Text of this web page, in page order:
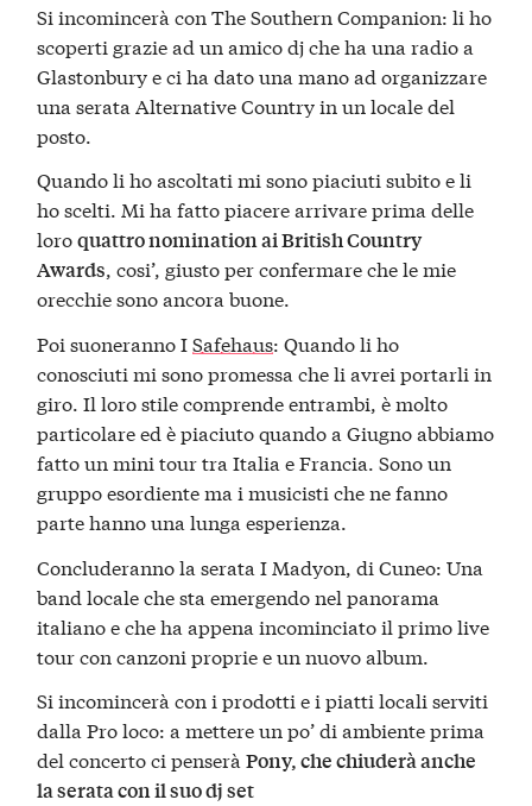
Si incomincerà con The Southern Companion: li ho
scoperti grazie ad un amico dj che ha una radio a
Glastonbury e ci ha dato una mano ad organizzare
una serata Alternative Country in un locale del
posto.
Quando li ho ascoltati mi sono piaciuti subito e li
ho scelti. Mi ha fatto piacere arrivare prima delle
loroquattro nomination ai British Country
Awards, cosi’, giusto per confermare che le mie
orecchie sono ancora buone.
Poi suoneranno ISafehaus: Quando li ho
conosciuti mi sono promessa che li avrei portarli in
giro. Il loro stile comprende entrambi, è molto
particolare ed è piaciuto quando a Giugno abbiamo
fatto un mini tour tra Italia e Francia. Sono un
gruppo esordiente ma i musicisti che ne fanno
parte hanno una lunga esperienza.
Concluderanno la serata I Madyon, di Cuneo: Una
band locale che sta emergendo nel panorama
italiano e che ha appena incominciato il primo live
tour con canzoni proprie e un nuovo album.
Si incomincerà con i prodotti e i piatti locali serviti
dalla Pro loco: a mettere un po’ di ambiente prima
del concerto ci penseràPony, che chiuderà anche
la serata con il suo dj set